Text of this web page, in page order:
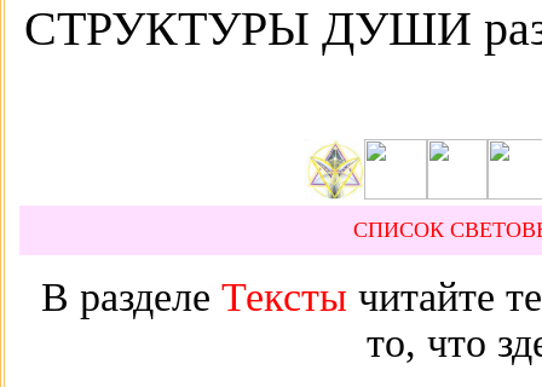
СТРУКТУРЫ ДУШИ
СПИСОК
В разделе Тексты читайте
то, что